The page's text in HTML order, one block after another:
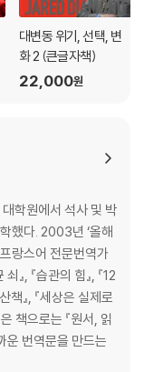
엇을 말해주는가?:
전기뱀장어│인과관
전쟁의 정당화│헌신으
종교의 기능 변화
│언어는 어떻게 진화
언어│이중언어의 이점
사라지는가?│소수집단
떻게 해야 언어를 보
분 섭취│염분과 혈압│
병의 유형│유전자와
도의 당뇨병│유전자
?│비전염성 질병의 미
대변동 위기, 선택, 변
화 2 (큰글자책)
22,000원
학원에서 석사 및 박
했다. 2003년 ‘올해
랑스어 전문번역가
, 『습관의 힘』, 『12
책』, 『세상은 실제로
책으로는 『원서, 읽
운 번역문을 만드는